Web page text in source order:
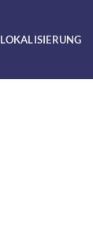
LOKALISIERUNG